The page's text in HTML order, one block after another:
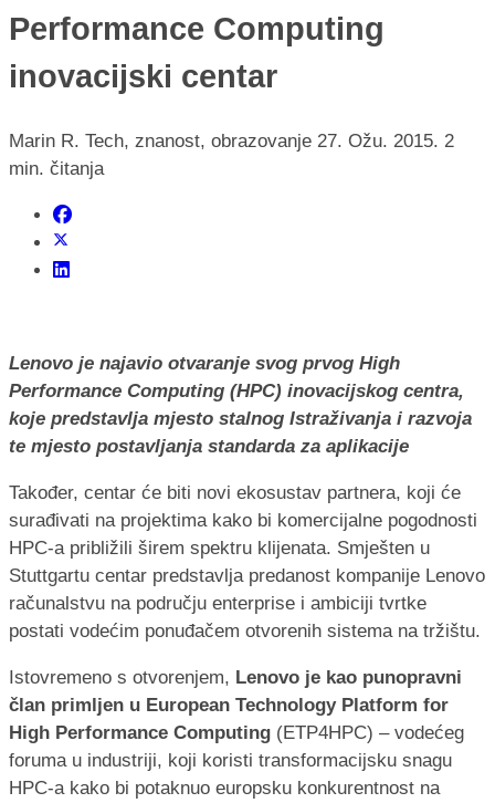
Performance Computing
inovacijski centar
Marin R. Tech, znanost, obrazovanje 27. Ožu. 2015. 2
min. čitanja
Lenovo je najavio otvaranje svog prvog High
Performance Computing (HPC) inovacijskog centra,
koje predstavlja mjesto stalnog Istraživanja i razvoja
te mjesto postavljanja standarda za aplikacije
Također, centar će biti novi ekosustav partnera, koji će
surađivati na projektima kako bi komercijalne pogodnosti
HPC-a približili širem spektru klijenata. Smješten u
Stuttgartu centar predstavlja predanost kompanije Lenovo
računalstvu na području enterprise i ambiciji tvrtke
postati vodećim ponuđačem otvorenih sistema na tržištu.
Istovremeno s otvorenjem, Lenovo je kao punopravni
član primljen u European Technology Platform for
High Performance Computing (ETP4HPC) – vodećeg
foruma u industriji, koji koristi transformacijsku snagu
HPC-a kako bi potaknuo europsku konkurentnost na